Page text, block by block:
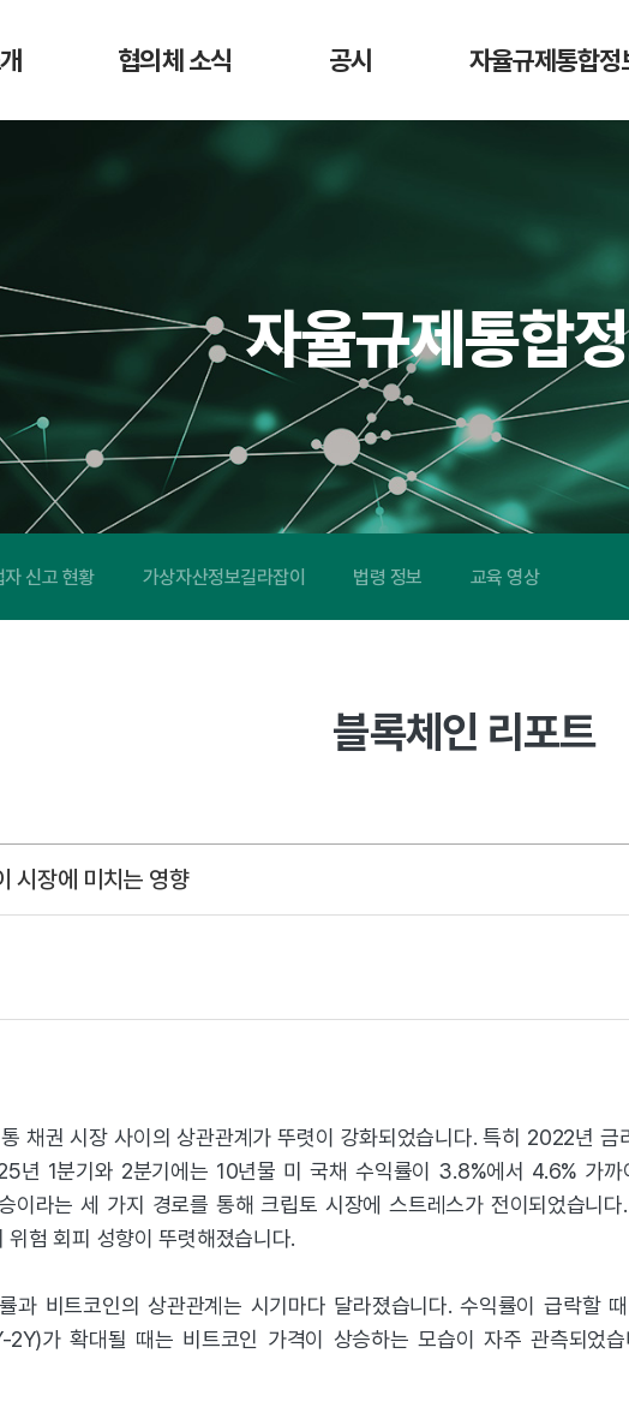
황
협의체 소식 공시
매도 공시
회원사 거래지원
현황
예치금 이용료율
비교 공시
수수료 비교 공시
거래소 잔고대사
결과 공시
자율규제통합정
교육 영상
자율규제통합
신고 현황 가상자산정보길라잡이 법령 정보 교육 영상
블록체인 리포트
시장에 미치는 영향
채권 시장 사이의 상관관계가 뚜렷이 강화되었습니다. 특히 2022년
년 1분기와 2분기에는 10년물 미 국채 수익률이 3.8%에서 4.6% 가
이라는 세 가지 경로를 통해 크립토 시장에 스트레스가 전이되었습니
험 회피 성향이 뚜렷해졌습니다.
과 비트코인의 상관관계는 시기마다 달라졌습니다. 수익률이 급락할
2Y)가 확대될 때는 비트코인 가격이 상승하는 모습이 자주 관측되었